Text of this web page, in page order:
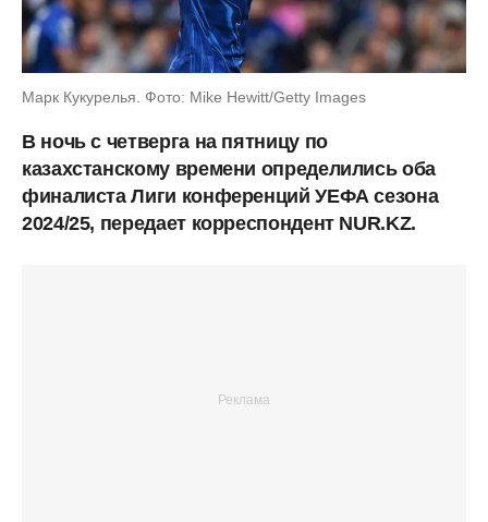
Марк Кукурелья. Фото: Mike Hewitt/Getty Images
В ночь с четверга на пятницу по
казахстанскому времени определились оба
финалиста Лиги конференций УЕФА сезона
2024/25, передает корреспондент NUR.KZ.